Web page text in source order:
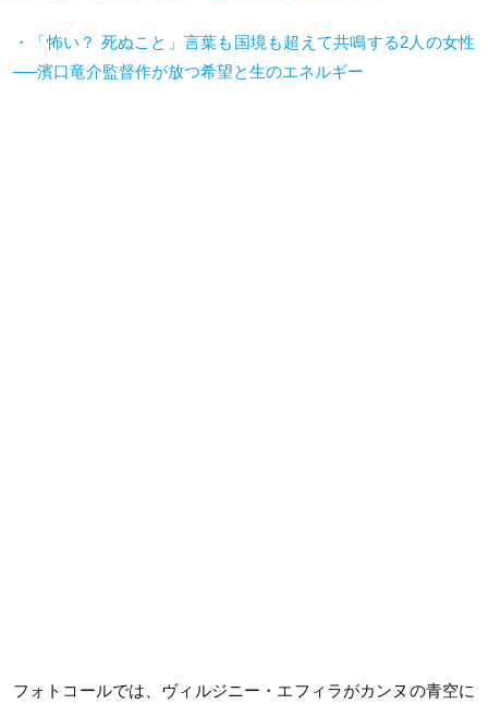
・「怖い？ 死ぬこと」言葉も国境も超えて共鳴する2人の女性
──濱口竜介監督作が放つ希望と生のエネルギー
フォトコールでは、ヴィルジニー・エフィラがカンヌの青空に